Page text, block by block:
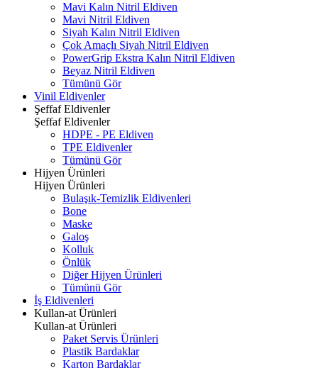
Mavi Kalın Nitril Eldiven
Mavi Nitril Eldiven
Siyah Kalın Nitril Eldiven
Çok Amaçlı Siyah Nitril Eldiven
PowerGrip Ekstra Kalın Nitril Eldiven
Beyaz Nitril Eldiven
Tümünü Gör
Vinil Eldivenler
Şeffaf Eldivenler
Şeffaf Eldivenler
HDPE - PE Eldiven
TPE Eldivenler
Tümünü Gör
Hijyen Ürünleri
Hijyen Ürünleri
Bulaşık-Temizlik Eldivenleri
Bone
Maske
Galoş
Kolluk
Önlük
Diğer Hijyen Ürünleri
Tümünü Gör
İş Eldivenleri
Kullan-at Ürünleri
Kullan-at Ürünleri
Paket Servis Ürünleri
Plastik Bardaklar
Karton Bardaklar